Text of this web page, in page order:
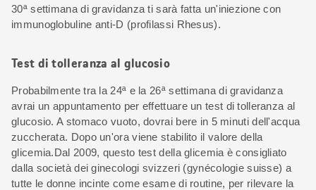
30ª settimana di gravidanza ti sarà fatta un'iniezione con
immunoglobuline anti-D (profilassi Rhesus).
Test di tolleranza al glucosio
Probabilmente tra la 24ª e la 26ª settimana di gravidanza
avrai un appuntamento per effettuare un test di tolleranza al
glucosio. A stomaco vuoto, dovrai bere in 5 minuti dell'acqua
zuccherata. Dopo un'ora viene stabilito il valore della
glicemia.Dal 2009, questo test della glicemia è consigliato
dalla società dei ginecologi svizzeri (gynécologie suisse) a
tutte le donne incinte come esame di routine, per rilevare la